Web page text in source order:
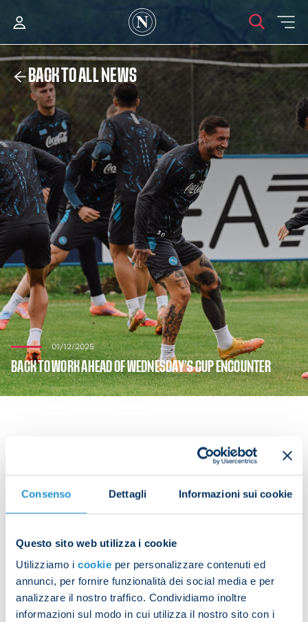
Consenso Dettagli Informazioni sui cookie
Questo sito web utilizza i cookie
Utilizziamo i cookie per personalizzare contenuti ed
annunci, per fornire funzionalità dei social media e per
analizzare il nostro traffico. Condividiamo inoltre
informazioni sul modo in cui utilizza il nostro sito con i
BACK TO ALL NEWS
01/12/2025
BACK TO WORK AHEAD OF WEDNESDAY’S CUP ENCOUNTER
The team got straight back to work on Monday
to the capital.
Italia meeting with Cagliari at the Stadio Maradona
on Wednesday evening (18:00).
The players who started Sunday's game against
Roma did recovery work while the rest of the